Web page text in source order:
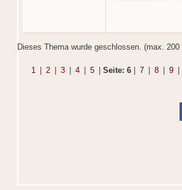
Dieses Thema wurde geschlossen. (max. 200
1 | 2 | 3 | 4 | 5 | Seite: 6 | 7 | 8 | 9 |